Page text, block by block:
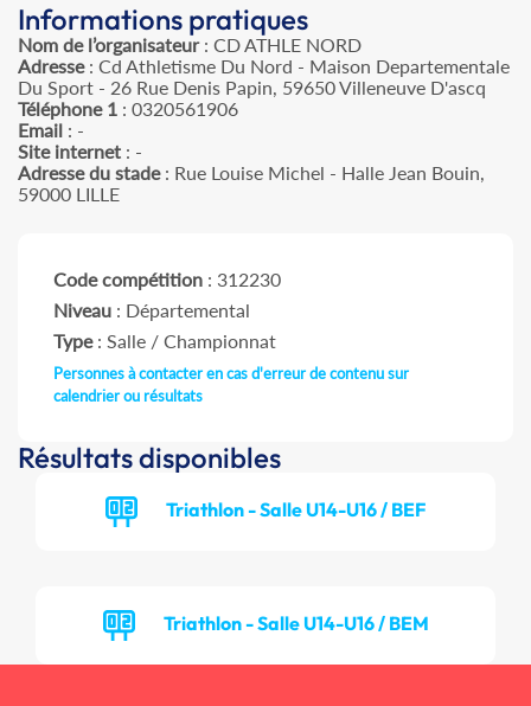
Informations pratiques
Nom de l’organisateur: CD ATHLE NORD
Adresse: Cd Athletisme Du Nord - Maison Departementale
Du Sport - 26 Rue Denis Papin, 59650 Villeneuve D'ascq
Téléphone 1 : 0320561906
Email : -
Site internet : -
Adresse du stade: Rue Louise Michel - Halle Jean Bouin,
59000 LILLE
Code compétition : 312230
Niveau : Départemental
Type: Salle / Championnat
Personnes à contacter en cas d'erreur de contenu sur
calendrier ou résultats
Résultats disponibles
Triathlon - Salle U14-U16 / BEF
Triathlon - Salle U14-U16 / BEM